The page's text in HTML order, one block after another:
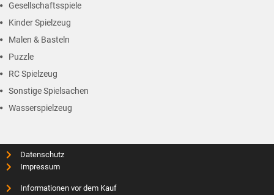
Gesellschaftsspiele
Kinder Spielzeug
Malen & Basteln
Puzzle
RC Spielzeug
Sonstige Spielsachen
Wasserspielzeug
Datenschutz
Impressum
Informationen vor dem Kauf